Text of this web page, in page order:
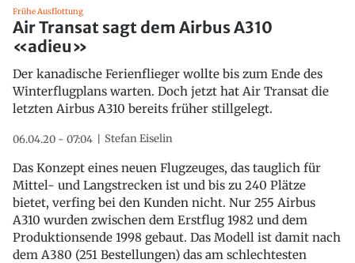
Frühe Ausflottung
Air Transat sagt dem Airbus A310
«adieu»
Der kanadische Ferienflieger wollte bis zum Ende des
Winterflugplans warten. Doch jetzt hat Air Transat die
letzten Airbus A310 bereits früher stillgelegt.
06.04.20 - 07:04 Stefan Eiselin
Das Konzept eines neuen Flugzeuges, das tauglich für
Mittel- und Langstrecken ist und bis zu 240 Plätze
bietet, verfing bei den Kunden nicht. Nur 255 Airbus
A310 wurden zwischen dem Erstflug 1982 und dem
Produktionsende 1998 gebaut. Das Modell ist damit nach
dem A380 (251 Bestellungen) das am schlechtesten